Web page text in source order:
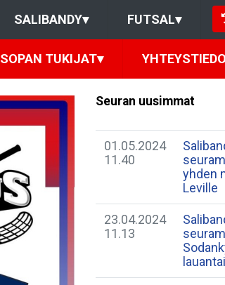
SALIBANDY▾ FUTSAL▾
SOPAN TUKIJAT▾
Seuran uusimmat
01.05.2024
11.40
yhden
Leville
23.04.2024
11.13